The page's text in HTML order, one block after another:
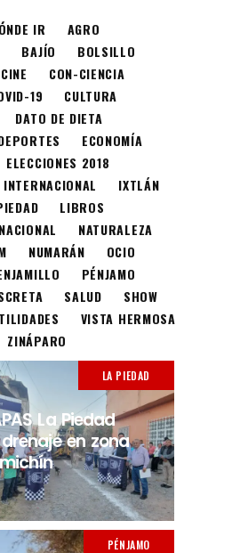
IR
AGRO
BAJÍO
BOLSILLO
CINE
CON-CIENCIA
19
CULTURA
DATO DE DIETA
ECONOMÍA
ELECCIONES 2018
INTERNACIONAL
IXTLÁN
LIBROS
NACIONAL
NATURALEZA
NUMARÁN
OCIO
PÉNJAMO
SALUD
SHOW
VISTA HERMOSA
ZINÁPARO
LA PIEDAD
La Piedad
en zona
PÉNJAMO